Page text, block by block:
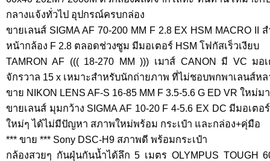
กลางแจ้งทั่วไป อุปกรณ์ครบกล่อง
ขายเลนส์ SIGMA AF 70-200 MM F 2.8 EX HSM MACRO II
หน้ากล้อง F 2.8 ตลอดช่วงซูม มีมอเตอร์ HSM โฟกัสเร็วเงียบ
TAMRON AF ((( 18-270 MM ))) เมาส์ CANON มี VC ม
จักรวาล 15 x เหมาะสำหรับนักถ่ายภาพ ที่ไม่ชอบพกพาเลนส์ห
ขาย NIKON LENS AF-S 16-85 MM F 3.5-5.6 G ED VR ใหม่
ขายเลนส์ มุมกว้าง SIGMA AF 10-20 F 4-5.6 EX DC มีมอเต
ใหม่ๆ ได้ไม่มีปัญหา สภาพใหม่พร้อม กระเป๋า และกล่อง+คุ่มือ
*** ขาย *** Sony DSC-H9 สภาพดี พร้อมกระเป๋า
กล้องสวยๆ กันฝุ่นกันน้ำได้ลึก 5 เมตร OLYMPUS TOUGH